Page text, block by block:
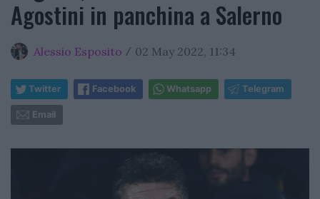
Agostini in panchina a Salerno
Alessio Esposito / 02 May 2022, 11:34
Twitter Facebook Whatsapp Telegram
Email